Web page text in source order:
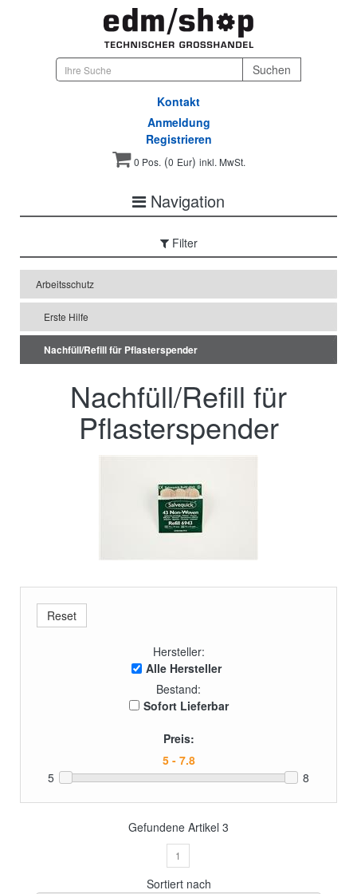
Kontakt
Anmeldung
Registrieren
0 Pos.(0 Eur) inkl. MwSt.
Navigation
Filter
Arbeitsschutz
Erste Hilfe
Nachfüll/Refill für Pflasterspender
Nachfüll/Refill für
Pflasterspender
Hersteller:
Alle Hersteller
Bestand:
Sofort Lieferbar
Preis:
5 8
Gefundene Artikel 3
1
Sortiert nach